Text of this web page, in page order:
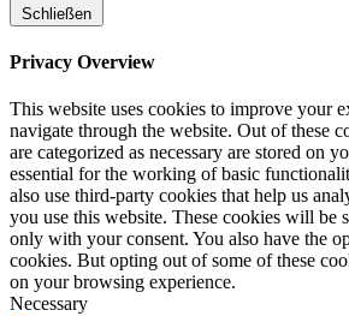
Schließen
Privacy Overview
This website uses cookies to improve your
navigate through the website. Out of these
are categorized as necessary are stored on
essential for the working of basic
also use third-party cookies that help us
you use this website. These cookies will be
only with your consent. You also have the
cookies. But opting out of some of these
on your browsing experience.
Necessary